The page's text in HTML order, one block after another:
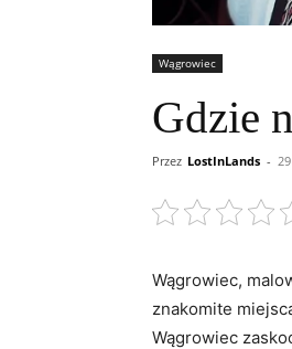
Wągrowiec
Gdzie
Przez LostInLands -
Wągrowiec,
znakomite
Wągrowiec